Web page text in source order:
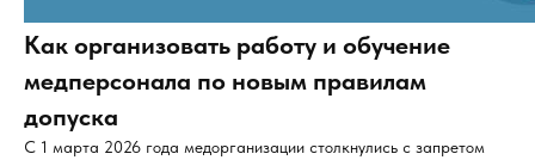
Как организовать работу и обучение
медперсонала по новым правилам
допуска
С 1 марта 2026 года медорганизации столкнулись с запретом